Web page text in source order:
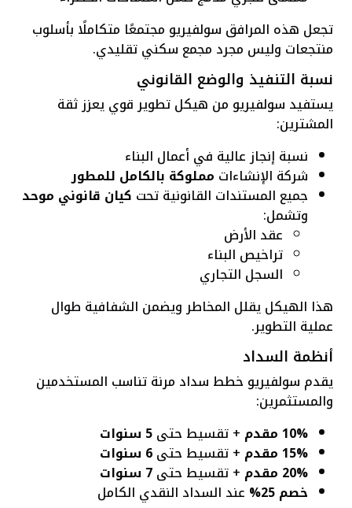
تجعل هذه المرافق سولفيريو مجتمعًا متكاملًا بأسلوب
منتجعات وليس مجرد مجمع سكني تقليدي.
نسبة التنفيذ والوضع القانوني
يستفيد سولفيريو من هيكل تطوير قوي يعزز ثقة
المشترين:
نسبة إنجاز عالية في أعمال البناء
شركة الإنشاءاتمملوكة بالكامل للمطور
جميع المستندات القانونية تحتكيان قانوني موحد
وتشمل:
عقد الأرض
تراخيص البناء
السجل التجاري
هذا الهيكل يقلل المخاطر ويضمن الشفافية طوال
عملية التطوير.
أنظمة السداد
يقدم سولفيريو خطط سداد مرنة تناسب المستخدمين
والمستثمرين:
10% مقدم
+ تقسيط حتى5 سنوات
15% مقدم
+ تقسيط حتى6 سنوات
20% مقدم
+ تقسيط حتى7 سنوات
خصم 25%
عند السداد النقدي الكامل